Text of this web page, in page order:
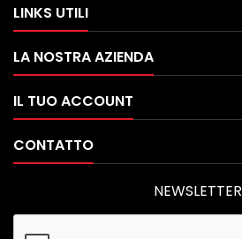
LINKS UTILI
LA NOSTRA AZIENDA
IL TUO ACCOUNT
CONTATTO
NEWSLETTER